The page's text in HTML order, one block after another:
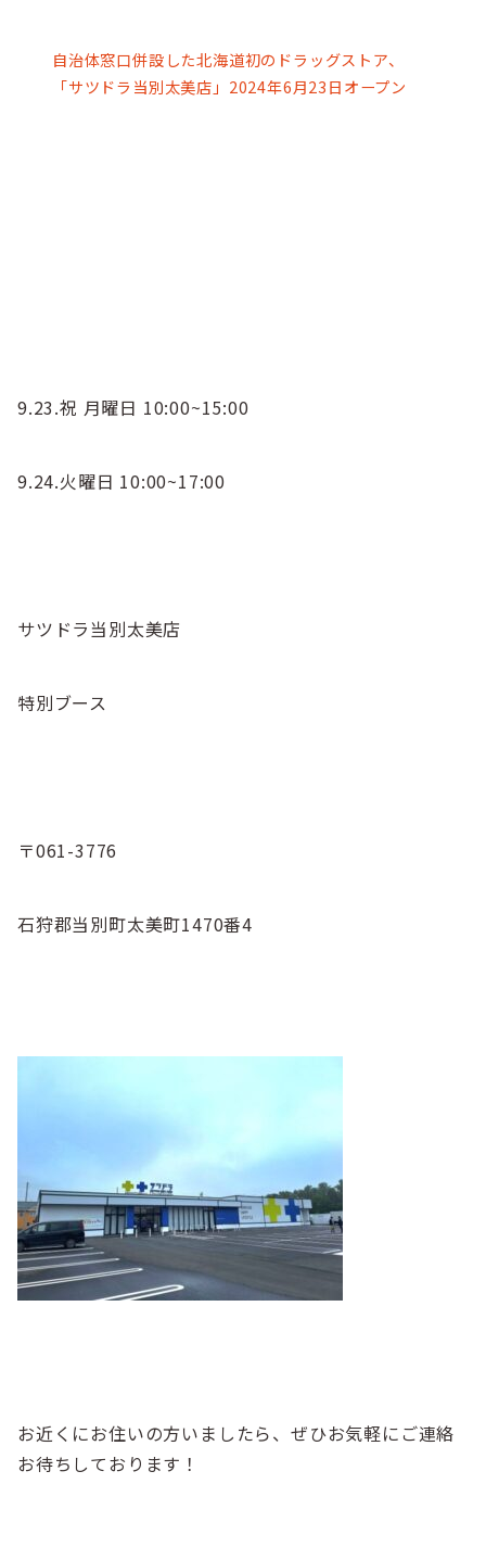
自治体窓口併設した北海道初のドラッグストア、
「サツドラ当別太美店」2024年6月23日オープン
9.23.祝 月曜日 10:00~15:00
9.24.火曜日 10:00~17:00
サツドラ当別太美店
特別ブース
〒061-3776
石狩郡当別町太美町1470番4
お近くにお住いの方いましたら、ぜひお気軽にご連絡
お待ちしております！